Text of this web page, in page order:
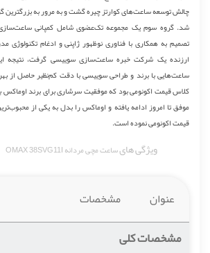
چالش توسعه ساعت‌های کوارتز چیره گشت و به مرور به
شد. گروه سوم یک مجموعه تک‌عضوی شامل کمپانی
تصمیم به همکاری با فناوری نوظهور ژاپنی و ادغام تکنولوژی
ارزنده یک شرکت خبره ساعت‌سازی سوییسی گرفت، نتیجه این
ساعت‌هایی با برند و طراحی سوییسی با دقت کم‌نظیر حاصل از
کلاس قیمت اکونومی بود که موفقیت سرشاری برای برند اوماکس
موفق تا امروز ادامه یافته و اوماکس را بدل به یکی از
قیمت اکونومی نموده است.
ویژگی هایساعت مچی مردانه OMAX 38SVG11I
عنوان مشخصات
مشخصات کلی